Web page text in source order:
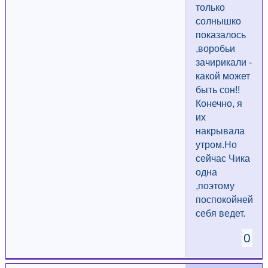
только
солнышко
показалось
,воробьи
зачирикали -
какой может
быть сон!!
Конечно, я
их
накрывала
утром.Но
сейчас Чика
одна
,поэтому
поспокойней
себя ведет.
0